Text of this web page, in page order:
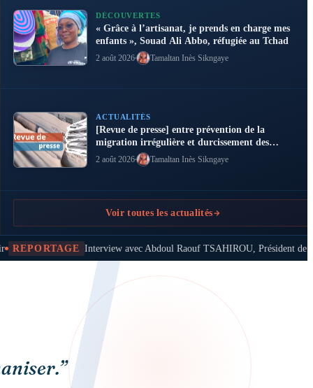
du décor des
politiques de
dissuasion
DÉCOUVERTES
« Grâce à l’artisanat, je prends en charge mes
enfants », Souad Ali Abbo, réfugiée au Tchad
2 août 2026 Tamaltan Inès Sikngaye
ACTUALITÉS
[Revue de presse] entre prévention de la
migration irrégulière et durcissement des
politiques migratoires
2 août 2026 Tamaltan Inès Sikngaye
Voir toutes les actualités
Abdoul Raouf TSAHIROU, Président de l’amicale des étudiants